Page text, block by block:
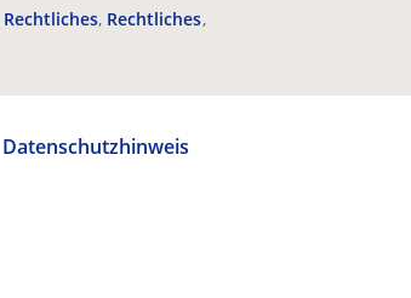
Rechtliches Rechtliches
Datenschutzhinweis